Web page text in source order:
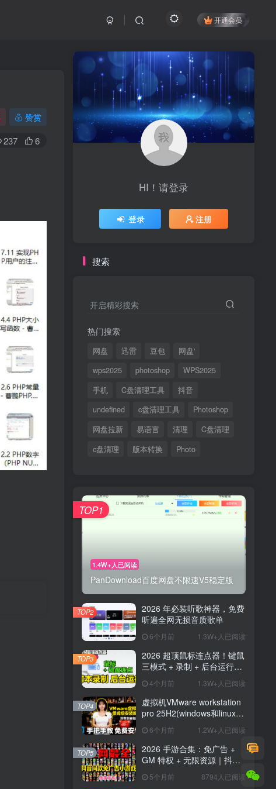
开通会员
赞赏
237 6
HI！请登录
登录 注册
搜索
开启精彩搜索
热门搜索
网盘 迅雷 豆包
网盘'
wps2025
photoshop
WPS2025
手机
C盘清理工具
抖音
undefined
c盘清理工具
Photoshop
网盘拉新
易语言 清理
C盘清理
c盘清理
版本转换 Photo
1.4W+人已阅读
PanDownload百度网盘不限速V5稳定版
TOP1
2026 年必装听歌神器，免费
听遍全网无损音质歌单
6个月前 1.3W+人已阅读
TOP2
2026 超顶鼠标连点器！键鼠
三模式 + 录制 + 后台运行，
4个月前 1.3W+人已阅读
TOP3
虚拟机VMware workstation
pro 25H2(windows和linux)
6个月前 1.2W+人已阅读
TOP4
2026 手游合集：免广告 +
GM 特权 + 无限资源｜抖音
主播同款小游戏【26.8.9整
理】5个月前 8794人已阅读
TOP5